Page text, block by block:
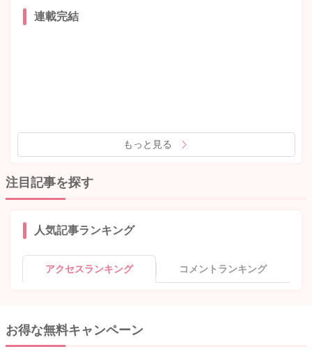
連載完結
もっと見る
注目記事を探す
人気記事ランキング
アクセスランキング コメントランキング
お得な無料キャンペーン